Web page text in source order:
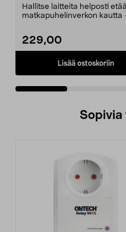
Hallitse laitteita helposti
matkapuhelinverkon kautta
229,00
Lisää ostoskoriin